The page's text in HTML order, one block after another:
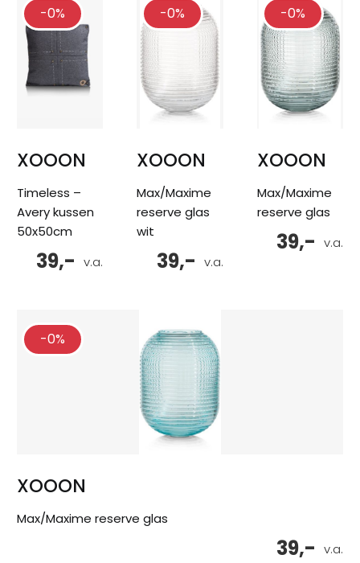
-0%
XOOON
Timeless –
Avery kussen
50x50cm
v.a.
39,-
-0%
XOOON
Max/Maxime
reserve glas
wit
v.a.
39,-
-0%
XOOON
Max/Maxime
reserve glas
v.a.
39,-
-0%
XOOON
Max/Maxime reserve glas
v.a.
39,-